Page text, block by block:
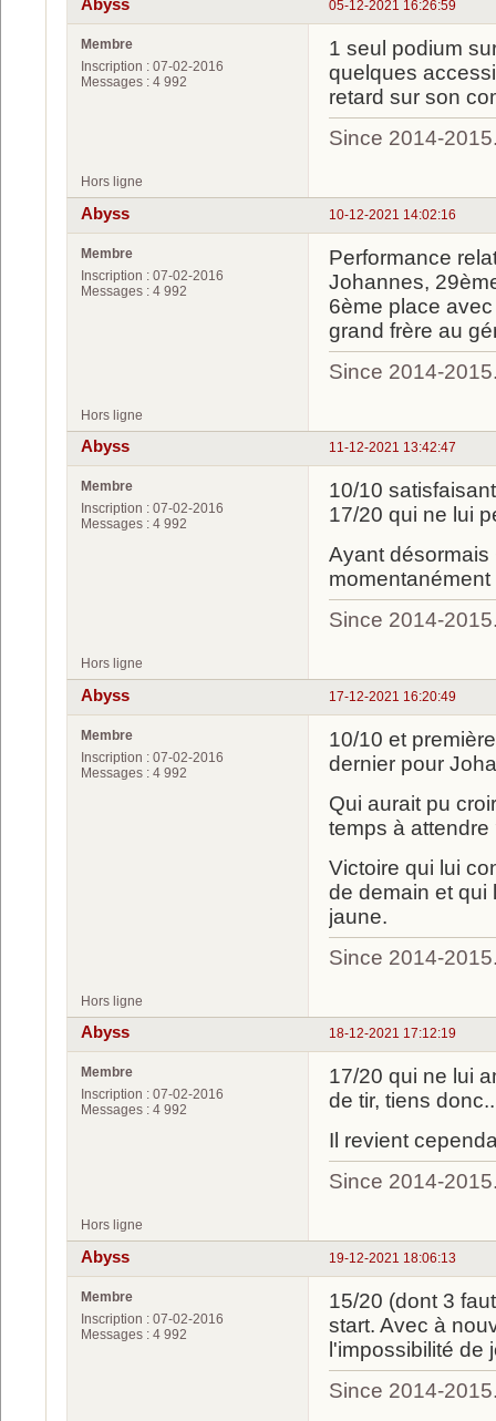
05-12-2021 16:26:59
Abyss
Membre
Inscription : 07-02-2016
Messages : 4 992
1 seul podium
quelques
retard sur son
Since 2014-
Hors ligne
10-12-2021 14:02:16
Abyss
Membre
Inscription : 07-02-2016
Messages : 4 992
Performance
Johannes,
6ème place
grand frère au
Since 2014-
Hors ligne
11-12-2021 13:42:47
Abyss
Membre
Inscription : 07-02-2016
Messages : 4 992
10/10
17/20 qui ne lui
Ayant désormais
Since 2014-
Hors ligne
17-12-2021 16:20:49
Abyss
Membre
Inscription : 07-02-2016
Messages : 4 992
10/10 et
dernier pour
Qui aurait pu
temps à attendre
Victoire qui lui
de demain et qui
jaune.
Since 2014-
Hors ligne
18-12-2021 17:12:19
Abyss
Membre
Inscription : 07-02-2016
Messages : 4 992
17/20 qui ne lui
de tir, tiens
Il revient
Since 2014-
Hors ligne
19-12-2021 18:06:13
Abyss
Membre
Inscription : 07-02-2016
Messages : 4 992
15/20 (dont 3
start. Avec à
l'impossibilité de
Since 2014-